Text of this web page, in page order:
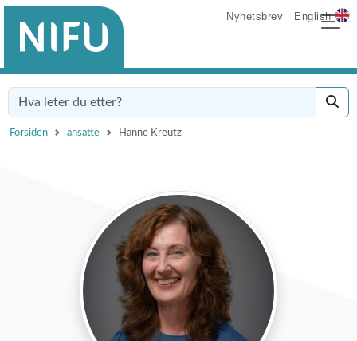
Nyhetsbrev English
Forsiden ansatte Hanne Kreutz